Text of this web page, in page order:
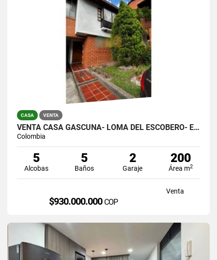
CASA VENTA
VENTA CASA GASCUÑA- LOMA DEL ESCOBERO- ENVIGADO
Colombia
5
Alcobas
5
Baños
2
Garaje
200
Área m2
Venta
$930.000.000 COP